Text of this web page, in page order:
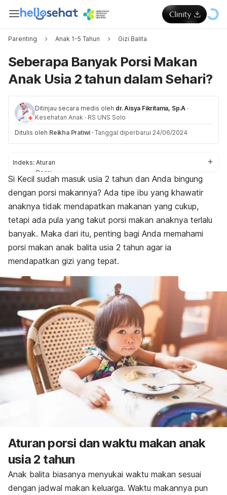
Parenting Anak 1-5 Tahun Gizi Balita
Seberapa Banyak Porsi Makan
Anak Usia 2 tahun dalam Sehari?
Ditinjau secara medis oleh dr. Aisya Fikritama, Sp.A ·
Kesehatan Anak · RS UNS Solo
Ditulis oleh Reikha Pratiwi · Tanggal diperbarui 24/06/2024
Indeks: Aturan
Porsi
Tips
Si Kecil sudah masuk usia 2 tahun dan Anda bingung
dengan porsi makannya? Ada tipe ibu yang khawatir
anaknya tidak mendapatkan makanan yang cukup,
tetapi ada pula yang takut porsi makan anaknya terlalu
banyak. Maka dari itu, penting bagi Anda memahami
porsi makan anak balita usia 2 tahun agar ia
mendapatkan gizi yang tepat.
Aturan porsi dan waktu makan anak
usia 2 tahun
Anak balita biasanya menyukai waktu makan sesuai
dengan jadwal makan keluarga. Waktu makannya pun